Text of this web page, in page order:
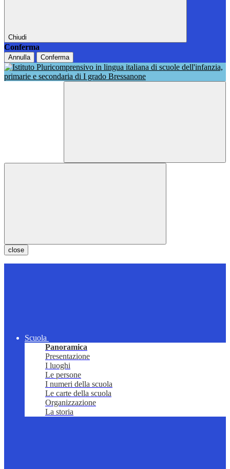
Chiudi
Conferma
Annulla Conferma
close
Scuola
Panoramica
Presentazione
I luoghi
Le persone
I numeri della scuola
Le carte della scuola
Organizzazione
La storia